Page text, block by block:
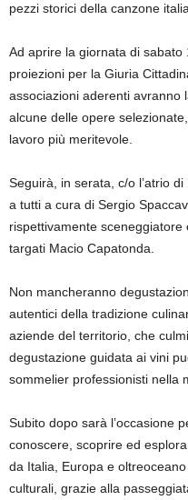
pezzi storici della canzone
Ad aprire la giornata di
proiezioni per la Giuria
associazioni aderenti avranno
alcune delle opere
lavoro più meritevole.
Seguirà, in serata, c/o l’atrio
a tutti a cura di Sergio
rispettivamente
targati Macio Capatonda.
Non mancheranno
autentici della tradizione
aziende del territorio, che
degustazione guidata ai vini
sommelier professionisti nella
Subito dopo sarà l’occasione
conoscere, scoprire ed
da Italia, Europa e
culturali, grazie alla